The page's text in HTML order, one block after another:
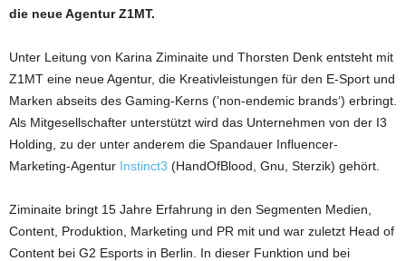
die neue Agentur Z1MT.
Unter Leitung von Karina Ziminaite und Thorsten Denk entsteht mit
Z1MT eine neue Agentur, die Kreativleistungen für den E-Sport und
Marken abseits des Gaming-Kerns (’non-endemic brands‘) erbringt.
Als Mitgesellschafter unterstützt wird das Unternehmen von der I3
Holding, zu der unter anderem die Spandauer Influencer-
Marketing-Agentur Instinct3 (HandOfBlood, Gnu, Sterzik) gehört.
Ziminaite bringt 15 Jahre Erfahrung in den Segmenten Medien,
Content, Produktion, Marketing und PR mit und war zuletzt Head of
Content bei G2 Esports in Berlin. In dieser Funktion und bei